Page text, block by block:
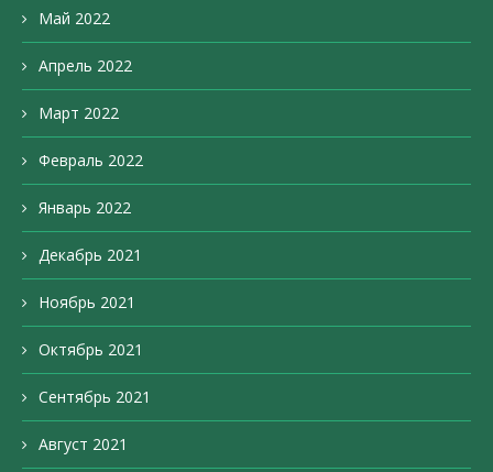
Май 2022
Апрель 2022
Март 2022
Февраль 2022
Январь 2022
Декабрь 2021
Ноябрь 2021
Октябрь 2021
Сентябрь 2021
Август 2021